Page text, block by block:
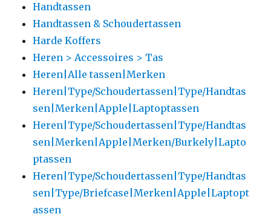
Handtassen
Handtassen & Schoudertassen
Harde Koffers
Heren > Accessoires > Tas
Heren|Alle tassen|Merken
Heren|Type/Schoudertassen|Type/Handtas
sen|Merken|Apple|Laptoptassen
Heren|Type/Schoudertassen|Type/Handtas
sen|Merken|Apple|Merken/Burkely|Lapto
ptassen
Heren|Type/Schoudertassen|Type/Handtas
sen|Type/Briefcase|Merken|Apple|Laptopt
assen